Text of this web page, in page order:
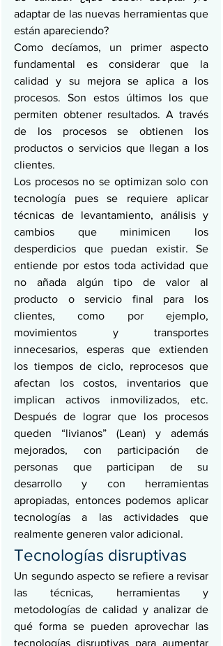
adaptar de las nuevas herramientas que
están apareciendo?
Como decíamos, un primer aspecto
fundamental es considerar que la
calidad y su mejora se aplica a los
procesos. Son estos últimos los que
permiten obtener resultados. A través
de los procesos se obtienen los
productos o servicios que llegan a los
clientes.
Los procesos no se optimizan solo con
tecnología pues se requiere aplicar
técnicas de levantamiento, análisis y
cambios que minimicen los
desperdicios que puedan existir. Se
entiende por estos toda actividad que
no añada algún tipo de valor al
producto o servicio final para los
clientes, como por ejemplo,
movimientos y transportes
innecesarios, esperas que extienden
los tiempos de ciclo, reprocesos que
afectan los costos, inventarios que
implican activos inmovilizados, etc.
Después de lograr que los procesos
queden “livianos” (Lean) y además
mejorados, con participación de
personas que participan de su
desarrollo y con herramientas
apropiadas, entonces podemos aplicar
tecnologías a las actividades que
realmente generen valor adicional.
Tecnologías disruptivas
Un segundo aspecto se refiere a revisar
las técnicas, herramientas y
metodologías de calidad y analizar de
qué forma se pueden aprovechar las
tecnologías disruptivas para aumentar